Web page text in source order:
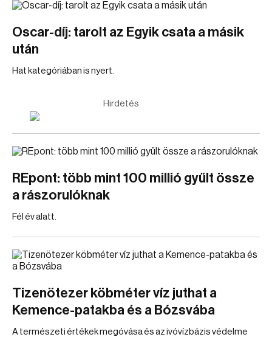
Oscar-díj: tarolt az Egyik csata a másik
után
Hat kategóriában is nyert.
Hirdetés
REpont: több mint 100 millió gyűlt össze
a rászorulóknak
Fél év alatt.
Tizenötezer köbméter víz juthat a
Kemence-patakba és a Bózsvába
A természeti értékek megóvása és az ivóvízbázis védelme